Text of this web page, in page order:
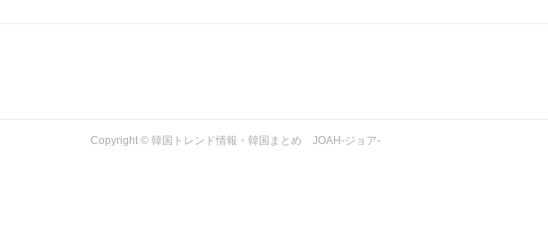
Copyright © 韓国トレンド情報・韓国まとめ JOAH-ジョア-